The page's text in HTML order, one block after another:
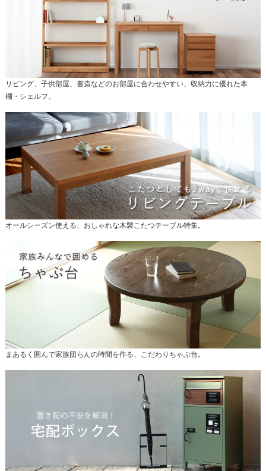
リビング、子供部屋、書斎などのお部屋に合わせやすい、収納力に優れた本
棚・シェルフ。
オールシーズン使える、おしゃれな木製こたつテーブル特集。
まあるく囲んで家族団らんの時間を作る、こだわりちゃぶ台。